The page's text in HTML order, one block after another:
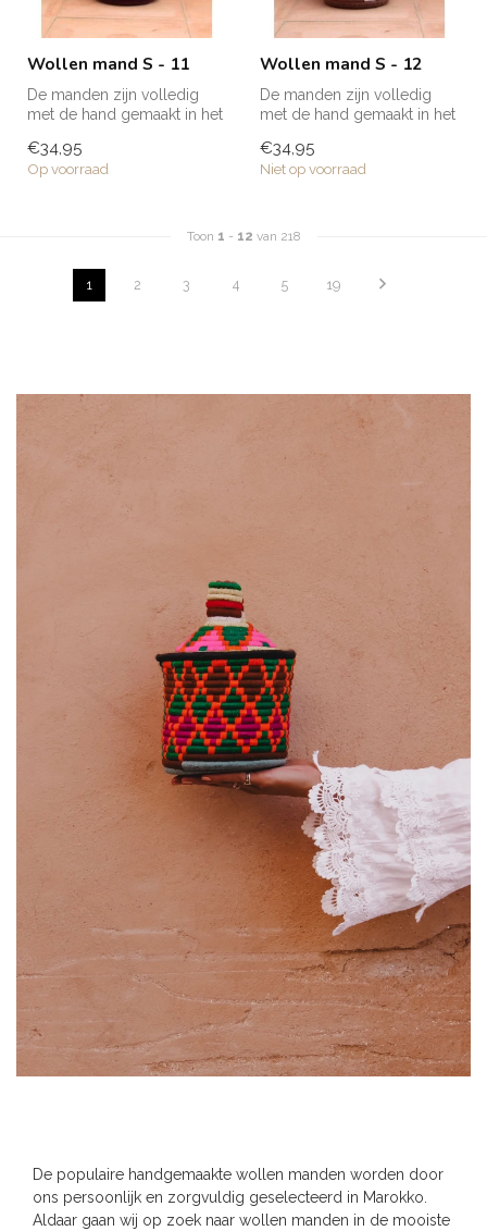
Wollen mand S - 11
De manden zijn volledig
met de hand gemaakt in het
man...
€34,95
Op voorraad
Wollen mand S - 12
De manden zijn volledig
met de hand gemaakt in het
man...
€34,95
Niet op voorraad
Toon 1 - 12 van 218
1 2 3 4 5 19
De populaire handgemaakte wollen manden worden door
ons persoonlijk en zorgvuldig geselecteerd in Marokko.
Aldaar gaan wij op zoek naar wollen manden in de mooiste